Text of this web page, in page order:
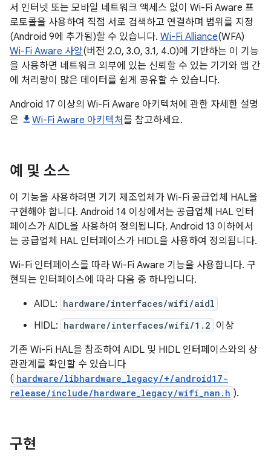
서 인터넷 또는 모바일 네트워크 액세스 없이 Wi-Fi Aware 프
로토콜을 사용하여 직접 서로 검색하고 연결하며 범위를 지정
(Android 9에 추가됨)할 수 있습니다. Wi-Fi Alliance(WFA)
Wi-Fi Aware 사양(버전 2.0, 3.0, 3.1, 4.0)에 기반하는 이 기능
을 사용하면 네트워크 외부에 있는 신뢰할 수 있는 기기와 앱 간
에 처리량이 많은 데이터를 쉽게 공유할 수 있습니다.
Android 17 이상의 Wi-Fi Aware 아키텍처에 관한 자세한 설명
은
Wi-Fi Aware 아키텍처를 참고하세요.
예 및 소스
이 기능을 사용하려면 기기 제조업체가 Wi-Fi 공급업체 HAL을
구현해야 합니다. Android 14 이상에서는 공급업체 HAL 인터
페이스가 AIDL을 사용하여 정의됩니다. Android 13 이하에서
는 공급업체 HAL 인터페이스가 HIDL을 사용하여 정의됩니다.
Wi-Fi 인터페이스를 따라 Wi-Fi Aware 기능을 사용합니다. 구
현되는 인터페이스에 따라 다음 중 하나입니다.
AIDL: hardware/interfaces/wifi/aidl
HIDL: hardware/interfaces/wifi/1.2 이상
기존 Wi-Fi HAL을 참조하여 AIDL 및 HIDL 인터페이스와의 상
관관계를 확인할 수 있습니다
( hardware/libhardware_legacy/+/android17-
release/include/hardware_legacy/wifi_nan.h ).
구현